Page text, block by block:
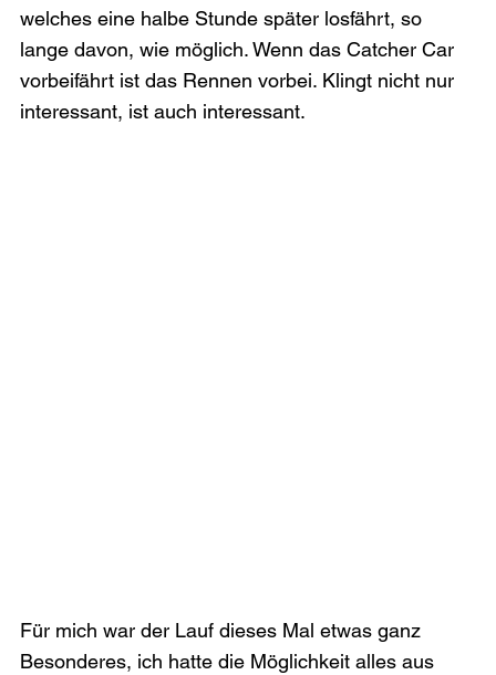
welches eine halbe Stunde später losfährt, so
lange davon, wie möglich. Wenn das Catcher Car
vorbeifährt ist das Rennen vorbei. Klingt nicht nur
interessant, ist auch interessant.
Für mich war der Lauf dieses Mal etwas ganz
Besonderes, ich hatte die Möglichkeit alles aus